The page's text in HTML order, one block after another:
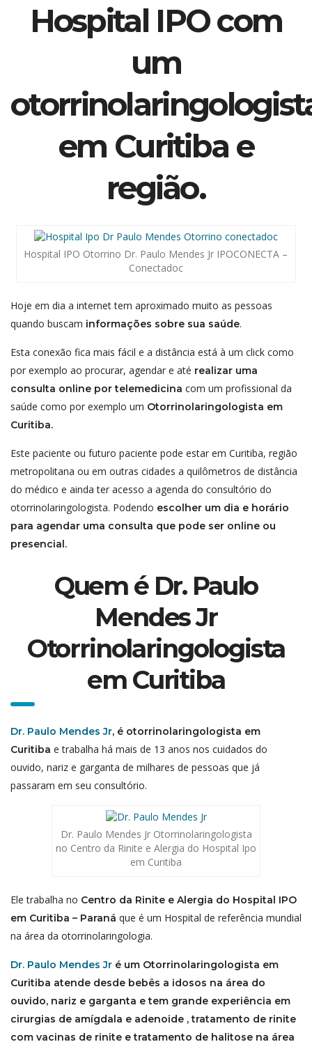
Hospital IPO com
um
em Curitiba e
região.
Hospital IPO Otorrino Dr. Paulo Mendes Jr IPOCONECTA –
Conectadoc
Hoje em dia a internet tem aproximado muito as pessoas
quando buscam informações sobre sua saúde.
Esta conexão fica mais fácil e a distância está à um click como
por exemplo ao procurar, agendar e até realizar uma
consulta online por telemedicina com um profissional da
saúde como por exemplo um Otorrinolaringologista em
Curitiba.
Este paciente ou futuro paciente pode estar em Curitiba, regiāo
metropolitana ou em outras cidades a quilômetros de distância
do médico e ainda ter acesso a agenda do consultório do
otorrinolaringologista. Podendo escolher um dia e horário
para agendar uma consulta que pode ser online ou
presencial.
Quem é Dr. Paulo
Mendes Jr
Otorrinolaringologista
em Curitiba
Dr. Paulo Mendes Jr, é otorrinolaringologista em
Curitiba e trabalha há mais de 13 anos nos cuidados do
ouvido, nariz e garganta de milhares de pessoas que já
passaram em seu consultório.
Dr. Paulo Mendes Jr Otorrinolaringologista
no Centro da Rinite e Alergia do Hospital Ipo
em Curitiba
Ele trabalha no Centro da Rinite e Alergia do Hospital IPO
em Curitiba – Paraná que é um Hospital de referência mundial
na área da otorrinolaringologia.
Dr. Paulo Mendes Jr é um Otorrinolaringologista em
Curitiba atende desde bebês a idosos na área do
ouvido, nariz e garganta e tem grande experiência em
cirurgias de amígdala e adenoide , tratamento de rinite
com vacinas de rinite e tratamento de halitose na área